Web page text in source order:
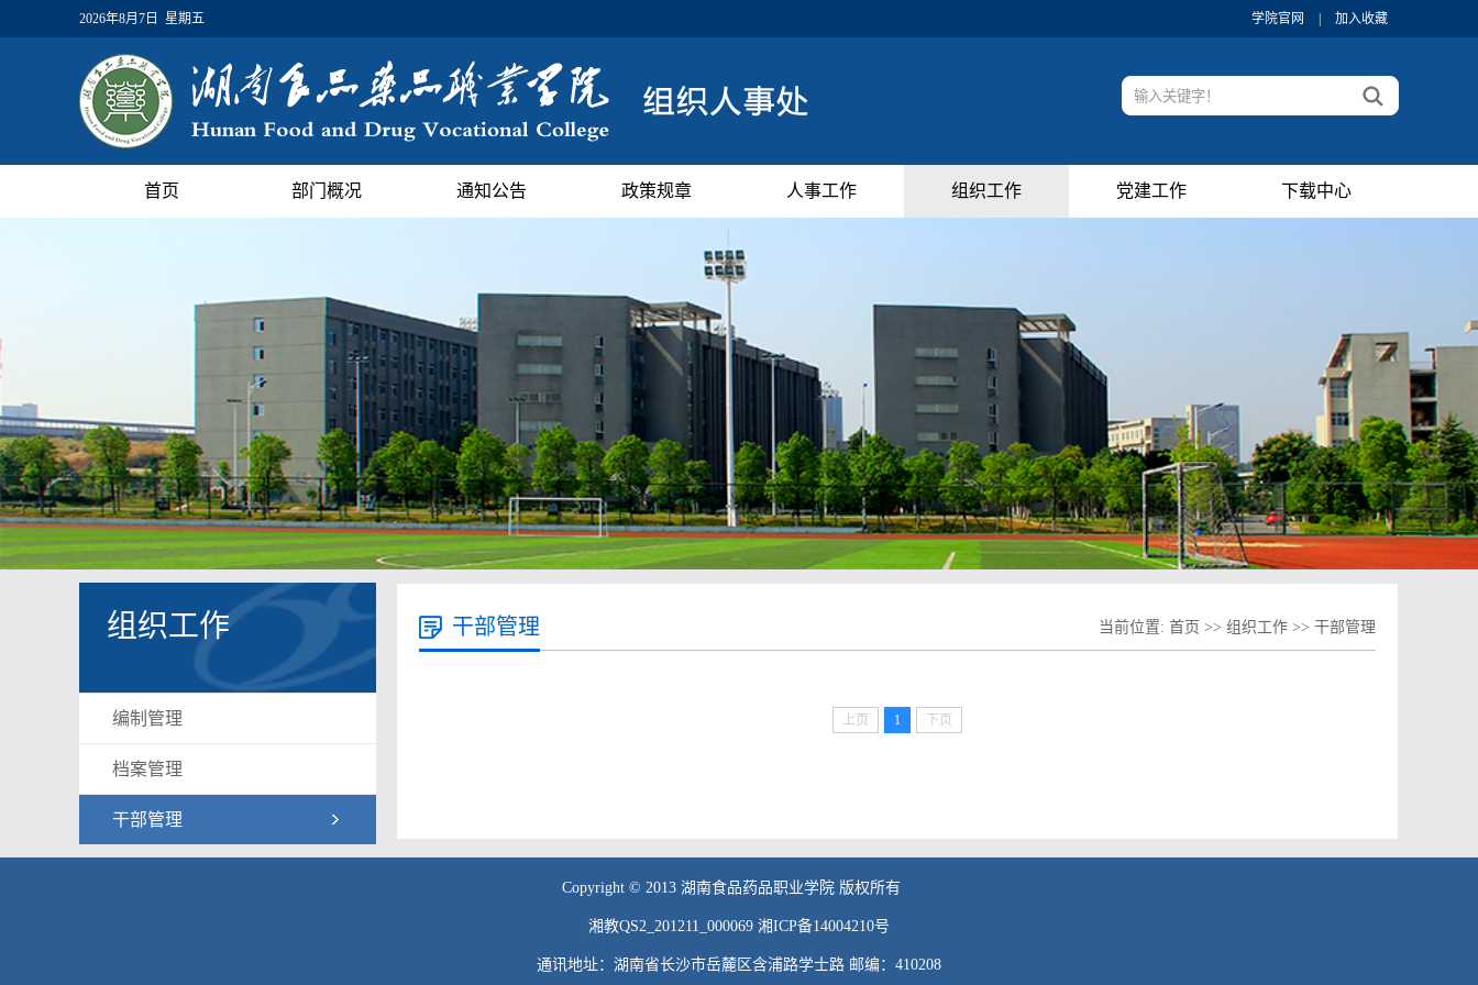
2026年8月7日 星期五 学院官网 加入收藏
首页 部门概况 通知公告 政策规章 人事工作 组织工作 党建工作 下载中心
组织工作
编制管理
档案管理
干部管理
干部管理 当前位置: 首页 >> 组织工作 >> 干部管理
上页 1 下页
Copyright © 2013 湖南食品药品职业学院 版权所有
湘教QS2_201211_000069 湘ICP备14004210号
通讯地址：湖南省长沙市岳麓区含浦路学士路 邮编：410208